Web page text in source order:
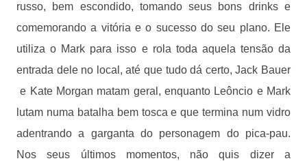
russo, bem escondido, tomando seus bons drinks e
comemorando a vitória e o sucesso do seu plano. Ele
utiliza o Mark para isso e rola toda aquela tensão da
entrada dele no local, até que tudo dá certo, Jack Bauer
e Kate Morgan matam geral, enquanto Leôncio e Mark
lutam numa batalha bem tosca e que termina num vidro
adentrando a garganta do personagem do pica-pau.
Nos seus últimos momentos, não quis dizer a